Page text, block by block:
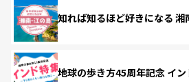
知れば知るほど好きになる 湘
地球の歩き方45周年記念 イ